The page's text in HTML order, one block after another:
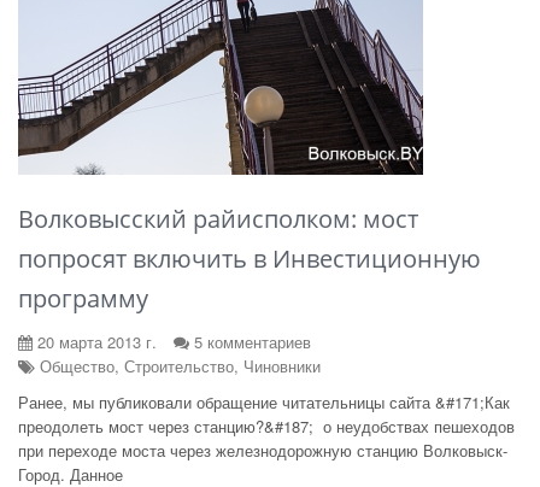
Волковысский райисполком: мост
попросят включить в Инвестиционную
программу
20 марта 2013 г.
5 комментариев
Общество, Строительство, Чиновники
Ранее, мы публиковали обращение читательницы сайта &#171;Как
преодолеть мост через станцию?&#187; о неудобствах пешеходов
при переходе моста через железнодорожную станцию Волковыск-
Город. Данное